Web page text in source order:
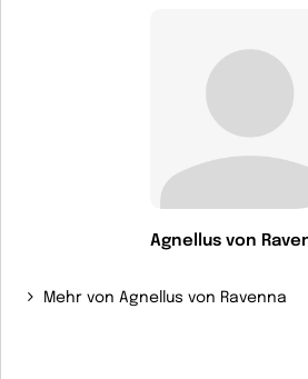
Agnellus von
Mehr von Agnellus von Ravenna